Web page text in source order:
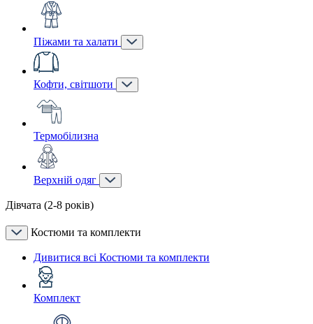
Піжами та халати
Кофти, світшоти
Термобілизна
Верхній одяг
Дівчата (2-8 років)
Костюми та комплекти
Дивитися всі Костюми та комплекти
Комплект